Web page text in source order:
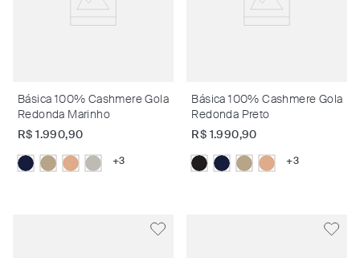
Básica 100% Cashmere Gola
Redonda Marinho
R$ 1 .990,90
+3
Básica 100% Cashmere Gola
Redonda Preto
R$ 1.990,90
+3